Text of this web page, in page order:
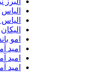
الیاس
الیاس قنبرى
الیکان
امو باند
امید آمری
امید آمری
امید آمری